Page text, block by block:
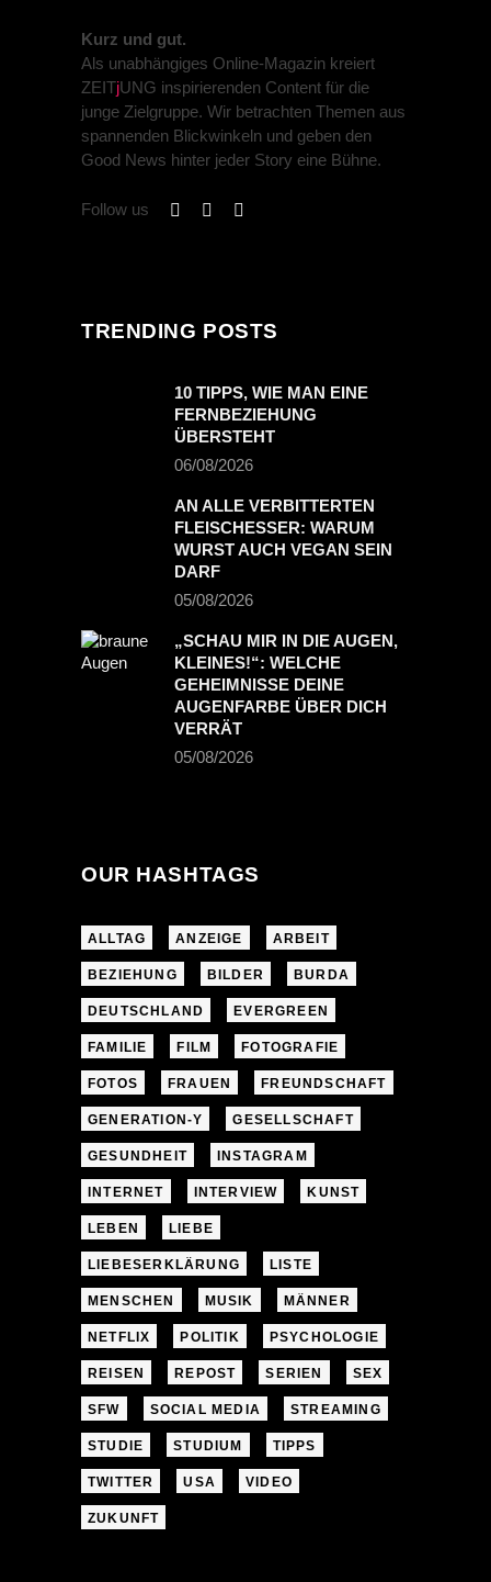
Kurz und gut.
Als unabhängiges Online-Magazin kreiert
ZEITjUNG inspirierenden Content für die
junge Zielgruppe. Wir betrachten Themen aus
spannenden Blickwinkeln und geben den
Good News hinter jeder Story eine Bühne.
Follow us
TRENDING POSTS
10 TIPPS, WIE MAN EINE
FERNBEZIEHUNG
ÜBERSTEHT
06/08/2026
AN ALLE VERBITTERTEN
FLEISCHESSER: WARUM
WURST AUCH VEGAN SEIN
DARF
05/08/2026
„SCHAU MIR IN DIE AUGEN,
KLEINES!“: WELCHE
GEHEIMNISSE DEINE
AUGENFARBE ÜBER DICH
VERRÄT
05/08/2026
OUR HASHTAGS
ALLTAG ANZEIGE ARBEIT
BEZIEHUNG BILDER BURDA
DEUTSCHLAND EVERGREEN
FAMILIE FILM FOTOGRAFIE
FOTOS FRAUEN FREUNDSCHAFT
GENERATION-Y GESELLSCHAFT
GESUNDHEIT INSTAGRAM
INTERNET INTERVIEW KUNST
LEBEN LIEBE
LIEBESERKLÄRUNG LISTE
MENSCHEN MUSIK MÄNNER
NETFLIX POLITIK PSYCHOLOGIE
REISEN REPOST SERIEN SEX
SFW SOCIAL MEDIA STREAMING
STUDIE STUDIUM TIPPS
TWITTER USA VIDEO
ZUKUNFT